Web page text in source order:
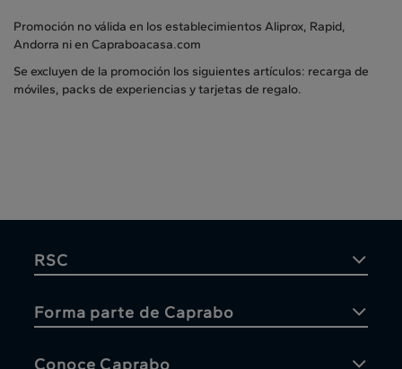
Promoción no válida en los establecimientos Aliprox, Rapid,
Andorra ni en Capraboacasa.com
Se excluyen de la promoción los siguientes artículos: recarga de
móviles, packs de experiencias y tarjetas de regalo.
RSC
Forma parte de Caprabo
Conoce Caprabo